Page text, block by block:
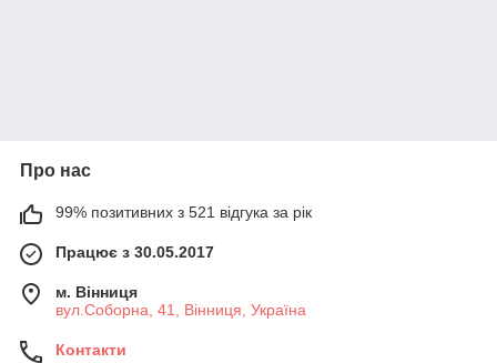
Про нас
99% позитивних з 521 відгука за рік
Працює з 30.05.2017
м. Вінниця
вул.Соборна, 41, Вінниця, Україна
Контакти